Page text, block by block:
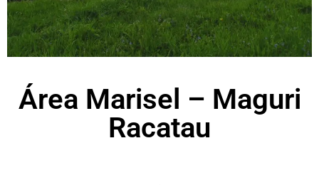
Área Marisel – Maguri
Racatau